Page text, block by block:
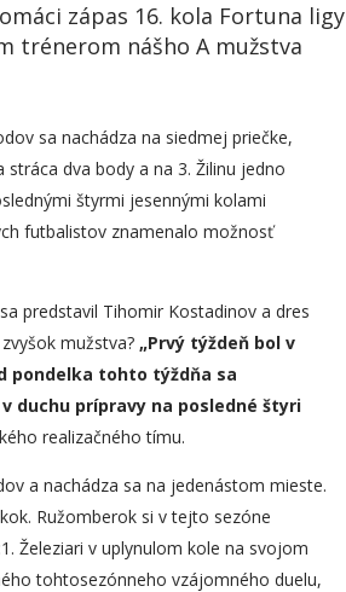
zápas 16. kola Fortuna ligy
trénerom nášho A mužstva
sa nachádza na siedmej priečke,
dva body a na 3. Žilinu jedno
štyrmi jesennými kolami
futbalistov znamenalo možnosť
predstavil Tihomir Kostadinov a dres
mužstva? „Prvý týždeň bol v
pondelka tohto týždňa sa
duchu prípravy na posledné štyri
realizačného tímu.
a nachádza sa na jedenástom mieste.
Ružomberok si v tejto sezóne
Železiari v uplynulom kole na svojom
tohtosezónneho vzájomného duelu,